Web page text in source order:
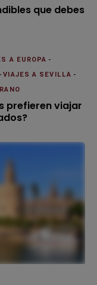
que debes
A EUROPA -
-VIAJES A SEVILLA -
prefieren viajar